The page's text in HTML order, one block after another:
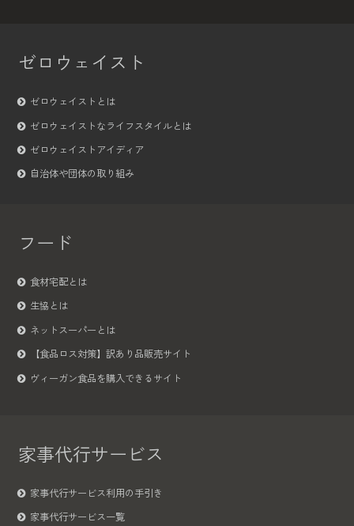
ゼロウェイスト
ゼロウェイストとは
ゼロウェイストなライフスタイルとは
ゼロウェイストアイディア
自治体や団体の取り組み
フード
食材宅配とは
生協とは
ネットスーパーとは
【食品ロス対策】訳あり品販売サイト
ヴィーガン食品を購入できるサイト
家事代行サービス
家事代行サービス利用の手引き
家事代行サービス一覧